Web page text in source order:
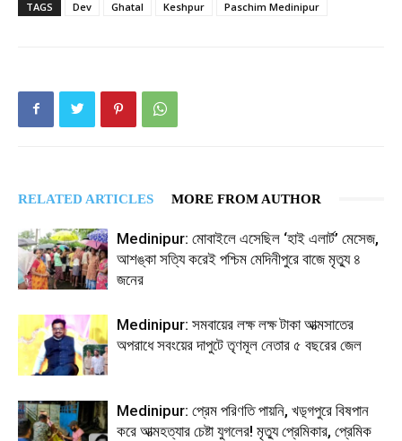
TAGS Dev Ghatal Keshpur Paschim Medinipur
RELATED ARTICLES MORE FROM AUTHOR
Medinipur: মোবাইলে এসেছিল ‘হাই এলার্ট’ মেসেজ,
আশঙ্কা সত্যি করেই পশ্চিম মেদিনীপুরে বাজে মৃত্যু ৪
জনের
Medinipur: সমবায়ের লক্ষ লক্ষ টাকা আত্মসাতের
অপরাধে সবংয়ের দাপুটে তৃণমূল নেতার ৫ বছরের জেল
Medinipur: প্রেম পরিণতি পায়নি, খড়্গপুরে বিষপান
করে আত্মহত্যার চেষ্টা যুগলের! মৃত্যু প্রেমিকার, প্রেমিক